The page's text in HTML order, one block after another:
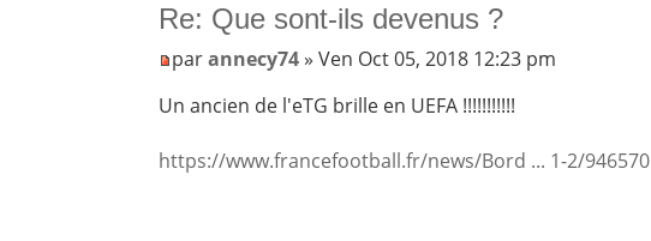
Re: Que sont-ils devenus ?
parannecy74» Ven Oct 05, 2018 12:23 pm
Un ancien de l'eTG brille en UEFA !!!!!!!!!!!
https://www.francefootball.fr/news/Bord ... 1-2/946570